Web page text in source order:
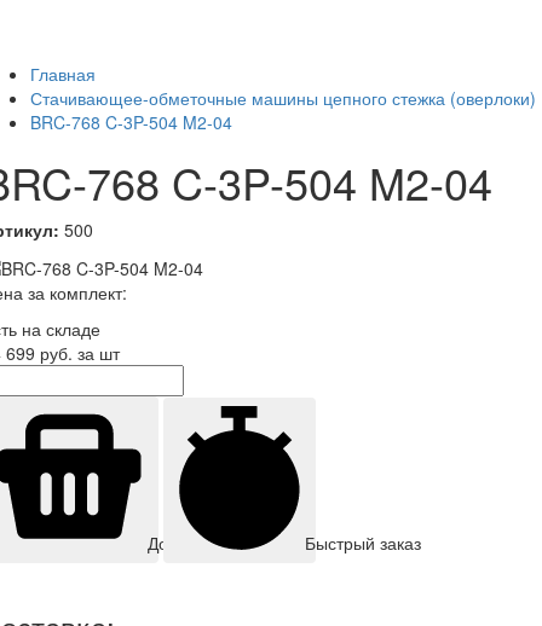
Главная
Стачивающее-обметочные машины цепного стежка (оверлоки)
BRC-768 C-3P-504 M2-04
768 C-3P-504 M2-04
500
за комплект:
на складе
699 руб. за шт
Добавить корзину Быстрый заказ